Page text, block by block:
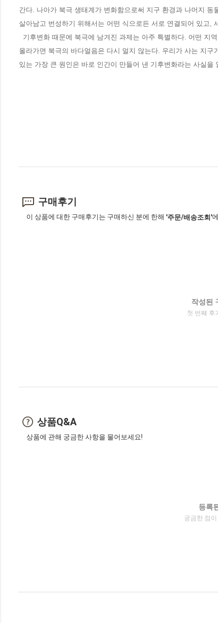
간다. 나아가 북극 생태계가 변화함으로써 지구 환경과 나머지
살아남고 번성하기 위해서는 어떤 식으로든 서로 연결되어 있고,
올라가면 북극의 바다얼음은 다시 얼지 않는다. 우리가 사는 지
있는 가장 큰 원인은 바로 인간이 만들어 낸 기후변화라는 사실
구매후기
이 상품에 대한 구매후기는 구매하신 분에 한해 '주문/배송조회'
작성된
첫 번째 후
상품Q&A
상품에 관해 궁금한 사항을 물어보세요!
등록
궁금한 점